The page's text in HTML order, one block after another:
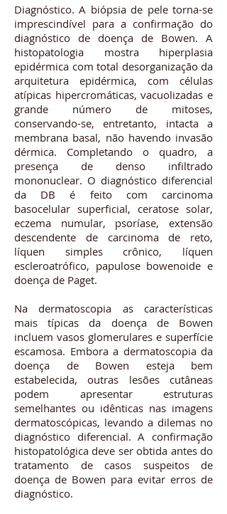
Diagnóstico. A biópsia de pele torna-se
imprescindível para a confirmação do
diagnóstico de doença de Bowen. A
histopatologia mostra hiperplasia
epidérmica com total desorganização da
arquitetura epidérmica, com células
atípicas hipercromáticas, vacuolizadas e
grande número de mitoses,
conservando-se, entretanto, intacta a
membrana basal, não havendo invasão
dérmica. Completando o quadro, a
presença de denso infiltrado
mononuclear. O diagnóstico diferencial
da DB é feito com carcinoma
basocelular superficial, ceratose solar,
eczema numular, psoríase, extensão
descendente de carcinoma de reto,
líquen simples crônico, líquen
escleroatrófico, papulose bowenoide e
doença de Paget.
Na dermatoscopia as características
mais típicas da doença de Bowen
incluem vasos glomerulares e superfície
escamosa. Embora a dermatoscopia da
doença de Bowen esteja bem
estabelecida, outras lesões cutâneas
podem apresentar estruturas
semelhantes ou idênticas nas imagens
dermatoscópicas, levando a dilemas no
diagnóstico diferencial. A confirmação
histopatológica deve ser obtida antes do
tratamento de casos suspeitos de
doença de Bowen para evitar erros de
diagnóstico.